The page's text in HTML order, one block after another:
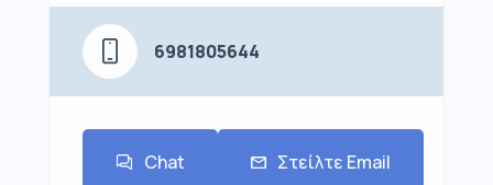
6981805644
Chat Στείλτε Email